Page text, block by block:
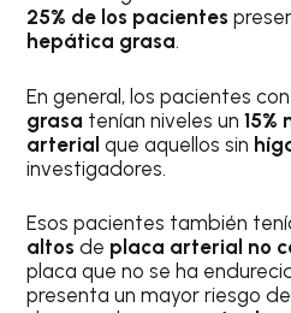
25% de los pacientes
hepática grasa.
En general, los pacientes con
grasa tenían niveles un15%
arterial que aquellos sin
investigadores.
Esos pacientes también
altos de placa arterial no
placa que no se ha
presenta un mayor riesgo